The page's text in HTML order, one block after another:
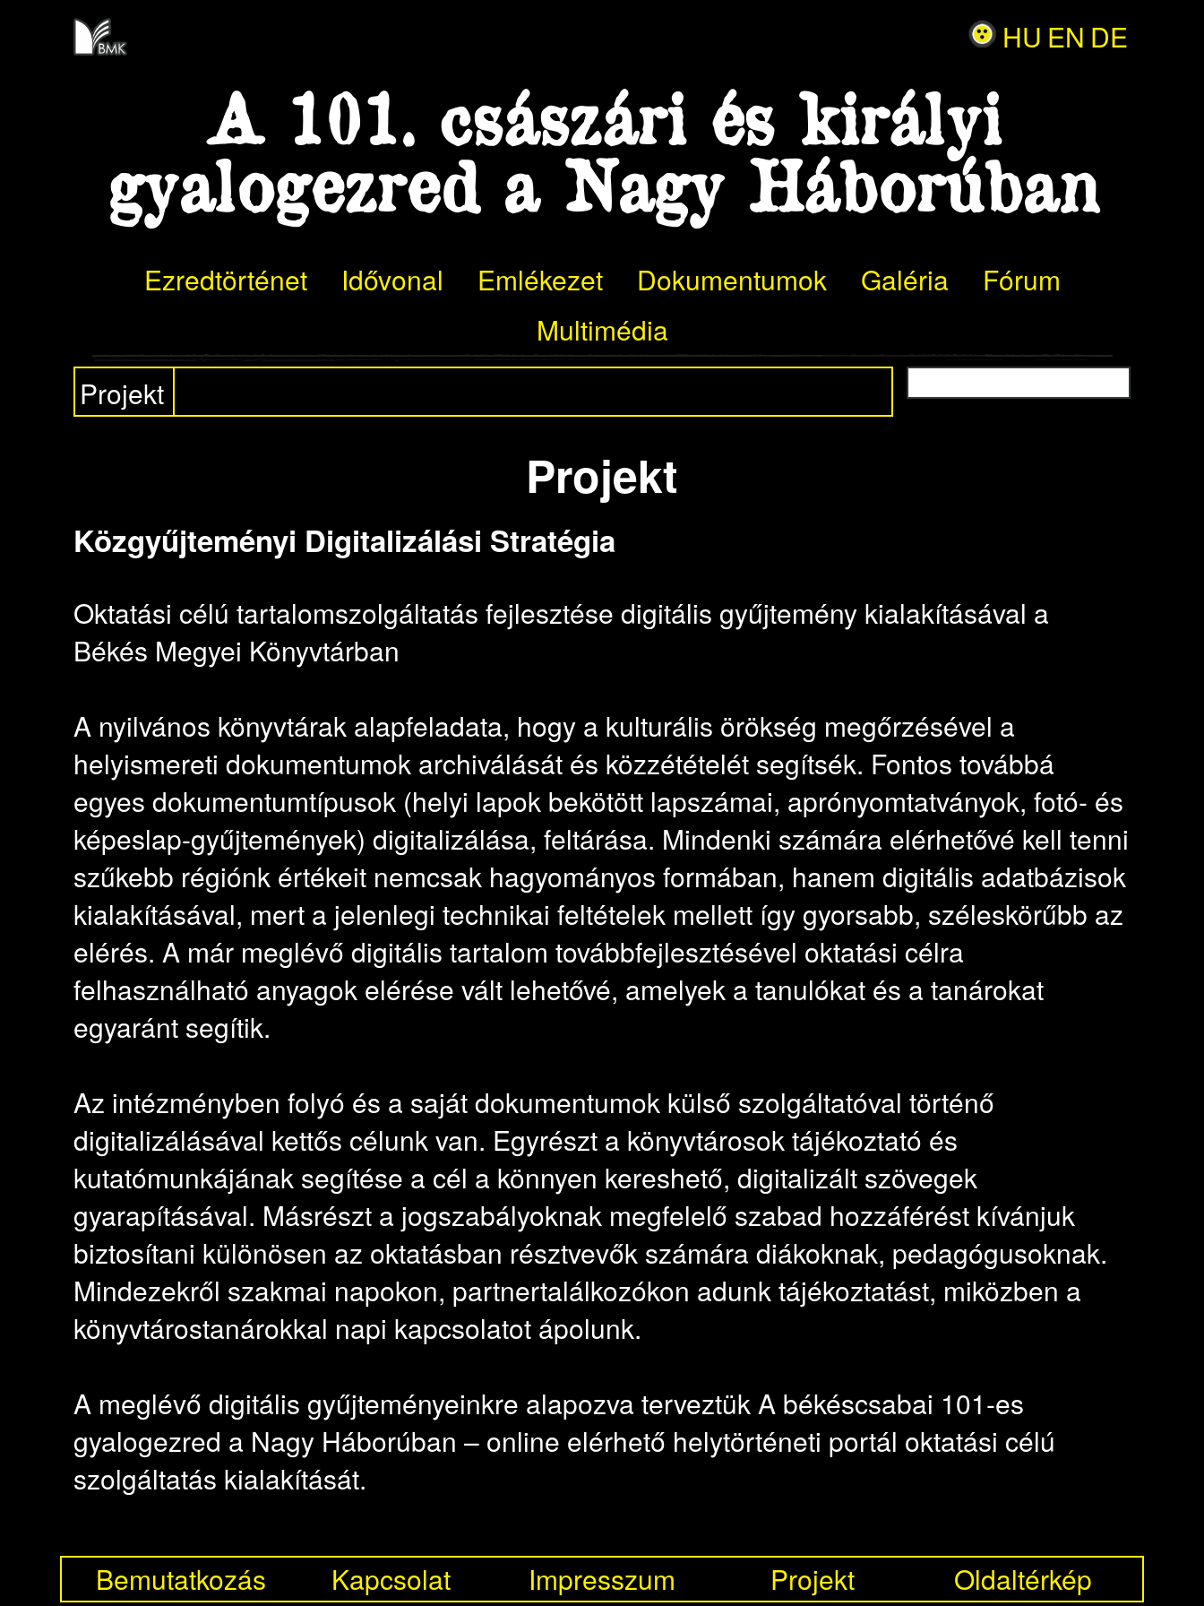
HU EN DE
A 101. császári és királyi
gyalogezred a Nagy Háborúban
Ezredtörténet Idővonal Emlékezet Dokumentumok Galéria
Fórum
Multimédia
Projekt
Projekt
Közgyűjteményi Digitalizálási Stratégia
Oktatási célú tartalomszolgáltatás fejlesztése digitális gyűjtemény kialakításával a
Békés Megyei Könyvtárban
A nyilvános könyvtárak alapfeladata, hogy a kulturális örökség megőrzésével a
helyismereti dokumentumok archiválását és közzétételét segítsék. Fontos továbbá
egyes dokumentumtípusok (helyi lapok bekötött lapszámai, aprónyomtatványok, fotó- és
képeslap-gyűjtemények) digitalizálása, feltárása. Mindenki számára elérhetővé kell tenni
szűkebb régiónk értékeit nemcsak hagyományos formában, hanem digitális adatbázisok
kialakításával, mert a jelenlegi technikai feltételek mellett így gyorsabb, széleskörűbb az
elérés. A már meglévő digitális tartalom továbbfejlesztésével oktatási célra
felhasználható anyagok elérése vált lehetővé, amelyek a tanulókat és a tanárokat
egyaránt segítik.
Az intézményben folyó és a saját dokumentumok külső szolgáltatóval történő
digitalizálásával kettős célunk van. Egyrészt a könyvtárosok tájékoztató és
kutatómunkájának segítése a cél a könnyen kereshető, digitalizált szövegek
gyarapításával. Másrészt a jogszabályoknak megfelelő szabad hozzáférést kívánjuk
biztosítani különösen az oktatásban résztvevők számára diákoknak, pedagógusoknak.
Mindezekről szakmai napokon, partnertalálkozókon adunk tájékoztatást, miközben a
könyvtárostanárokkal napi kapcsolatot ápolunk.
A meglévő digitális gyűjteményeinkre alapozva terveztük A békéscsabai 101-es
gyalogezred a Nagy Háborúban – online elérhető helytörténeti portál oktatási célú
szolgáltatás kialakítását.
Bemutatkozás Kapcsolat Impresszum Projekt Oldaltérkép